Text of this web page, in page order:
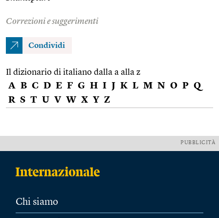
Correzioni e suggerimenti
Condividi
Il dizionario di italiano dalla a alla z
A B C D E F G H I J K L M N O P Q
R S T U V W X Y Z
PUBBLICITÀ
Chi siamo